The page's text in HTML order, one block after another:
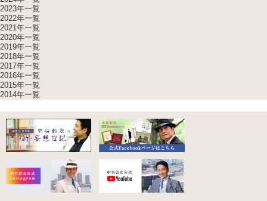
2023年一覧
2022年一覧
2021年一覧
2020年一覧
2019年一覧
2018年一覧
2017年一覧
2016年一覧
2015年一覧
2014年一覧